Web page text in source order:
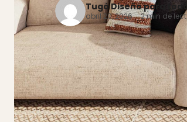
Tugó Diseño para
abril 20, 2026 · 2 min de